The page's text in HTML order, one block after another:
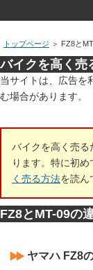
トップページ ＞ FZ8と
バイクを高く売
当サイトは、広告を
む場合があります。
バイクを高く売る
ります。特に初め
く売る方法を読ん
FZ8とMT-09の
ヤマハ FZ8